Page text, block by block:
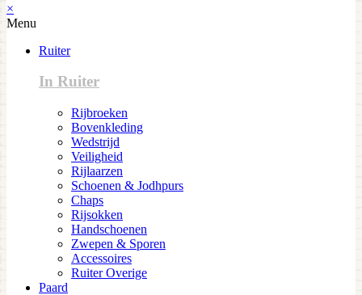
×
Menu
Ruiter
In Ruiter
Rijbroeken
Bovenkleding
Wedstrijd
Veiligheid
Rijlaarzen
Schoenen & Jodhpurs
Chaps
Rijsokken
Handschoenen
Zwepen & Sporen
Accessoires
Ruiter Overige
Paard